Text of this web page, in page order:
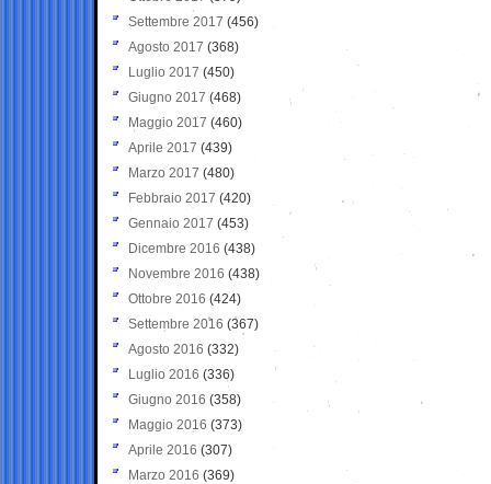
Settembre 2017 (456)
Agosto 2017 (368)
Luglio 2017 (450)
Giugno 2017 (468)
Maggio 2017 (460)
Aprile 2017 (439)
Marzo 2017 (480)
Febbraio 2017 (420)
Gennaio 2017 (453)
Dicembre 2016 (438)
Novembre 2016 (438)
Ottobre 2016 (424)
Settembre 2016 (367)
Agosto 2016 (332)
Luglio 2016 (336)
Giugno 2016 (358)
Maggio 2016 (373)
Aprile 2016 (307)
Marzo 2016 (369)